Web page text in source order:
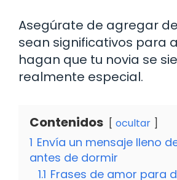
Asegúrate de agregar
sean significativos para
hagan que tu novia se
realmente especial.
Contenidos ocultar
1 Envía un mensaje lleno
antes de dormir
1.1 Frases de amor para